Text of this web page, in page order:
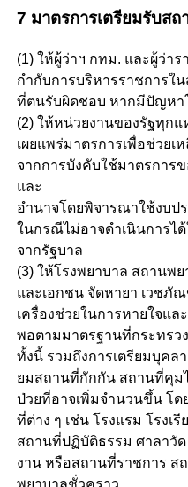
7 มาตรการเตรียมรับส
(1) ให้ผู้ว่าฯ กทม. และผู้ว่า
กำกับการบริหารราชการใ
ที่ตนรับผิดชอบ หากมีปัญหา
(2) ให้หน่วยงานของรัฐทุก
เผยแพร่มาตรการเพื่อช่วยเ
จากการบังคับใช้มาตรการ
และ
อำนาจโดยพิจารณาใช้งบป
ในกรณีไม่อาจดำเนินการไ
จากรัฐบาล
(3) ให้โรงพยาบาล สถานพ
และเอกชน จัดหายา เวชภั
เครื่องช่วยในการหายใจแ
พอตามมาตรฐานที่กระทร
ทั้งนี้ รวมถึงการเตรียมบุคล
ยมสถานที่กักกัน สถานที่คุมไ
ป่วยที่อาจเพิ่มจำนวนขึ้น โ
ที่ต่าง ๆ เช่น โรงแรม โรงเ
สถานที่ปฏิบัติธรรม ศาลาวั
งาน หรือสถานที่ราชการ ส
พยาบาลชั่วคราว